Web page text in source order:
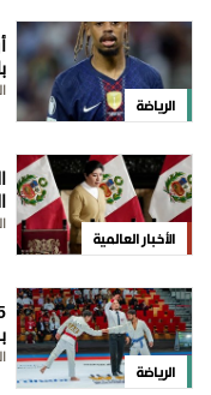
الرياضة
الأخبار العالمية
الرياضة